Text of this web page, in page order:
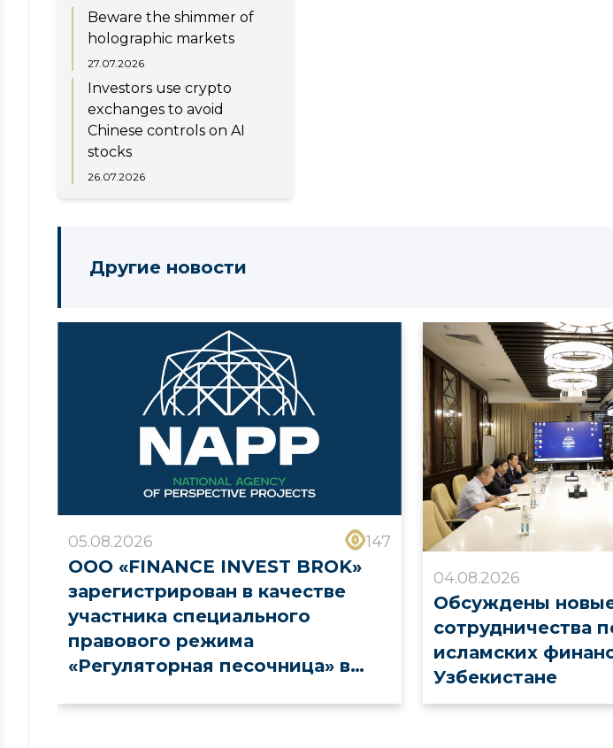
Beware the shimmer of
holographic markets
27.07.2026
Investors use crypto
exchanges to avoid
Chinese controls on AI
stocks
26.07.2026
Другие новости
05.08.2026 147
ООО «FINANCE INVEST BROK»
зарегистрирован в качестве
участника специального
правового режима
«Регуляторная песочница» в
04.08.2026
Обсуждены
сотрудничества
исламских
Узбекистане